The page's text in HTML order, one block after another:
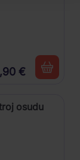
€
osudu